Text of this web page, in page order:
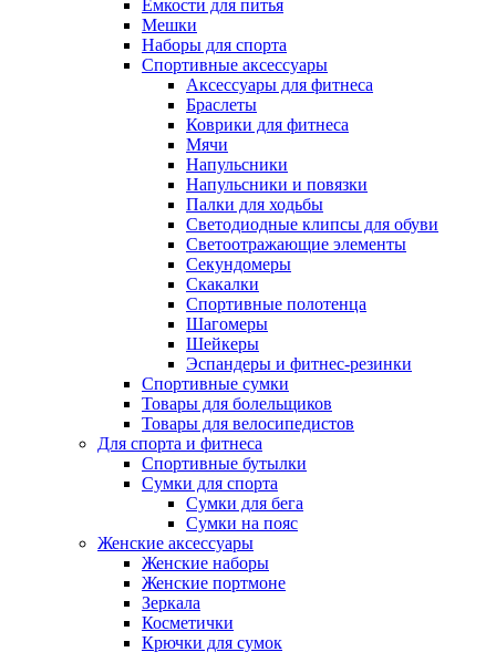
Емкости для питья
Мешки
Наборы для спорта
Спортивные аксессуары
Аксессуары для фитнеса
Браслеты
Коврики для фитнеса
Мячи
Напульсники
Напульсники и повязки
Палки для ходьбы
Светодиодные клипсы для обуви
Светоотражающие элементы
Секундомеры
Скакалки
Спортивные полотенца
Шагомеры
Шейкеры
Эспандеры и фитнес-резинки
Спортивные сумки
Товары для болельщиков
Товары для велосипедистов
Для спорта и фитнеса
Спортивные бутылки
Сумки для спорта
Сумки для бега
Сумки на пояс
Женские аксессуары
Женские наборы
Женские портмоне
Зеркала
Косметички
Крючки для сумок